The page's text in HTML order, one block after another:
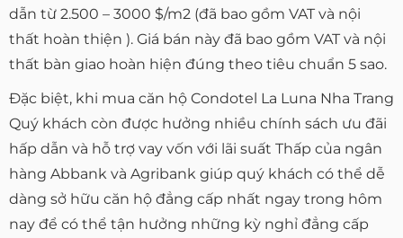
dẫn từ 2.500 – 3000 $/m2 (đã bao gồm VAT và nội
thất hoàn thiện ). Giá bán này đã bao gồm VAT và nội
thất bàn giao hoàn hiện đúng theo tiêu chuẩn 5 sao.
Đặc biệt, khi mua căn hộ Condotel La Luna Nha Trang
Quý khách còn được hưởng nhiều chính sách ưu đãi
hấp dẫn và hỗ trợ vay vốn với lãi suất Thấp của ngân
hàng Abbank và Agribank giúp quý khách có thể dễ
dàng sở hữu căn hộ đẳng cấp nhất ngay trong hôm
nay để có thể tận hưởng những kỳ nghỉ đẳng cấp